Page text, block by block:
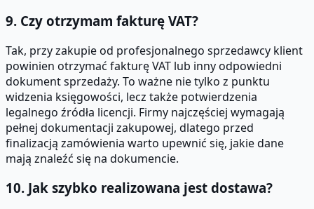
9. Czy otrzymam fakturę VAT?
Tak, przy zakupie od profesjonalnego sprzedawcy klient
powinien otrzymać fakturę VAT lub inny odpowiedni
dokument sprzedaży. To ważne nie tylko z punktu
widzenia księgowości, lecz także potwierdzenia
legalnego źródła licencji. Firmy najczęściej wymagają
pełnej dokumentacji zakupowej, dlatego przed
finalizacją zamówienia warto upewnić się, jakie dane
mają znaleźć się na dokumencie.
10. Jak szybko realizowana jest dostawa?